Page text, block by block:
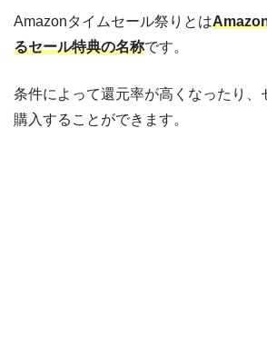
Amazonタイムセール祭りとは
るセール特典の名称です。
条件によって還元率が高くなったり、
購入することができます。